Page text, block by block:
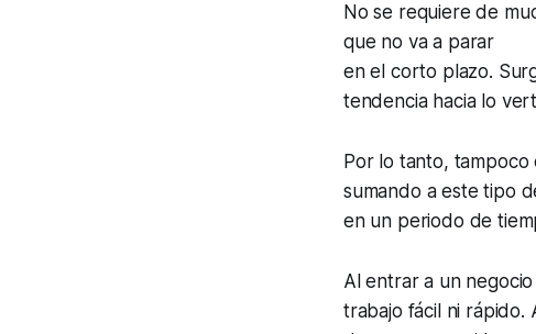
No se requiere de
que no va a parar
en el corto plazo.
tendencia hacia lo
Por lo tanto, tampoco
sumando a este tipo
en un periodo de
Al entrar a un
trabajo fácil ni rápido.